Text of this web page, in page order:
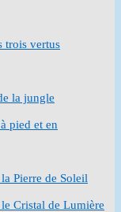
trois vertus
la jungle
pied et en
Pierre de Soleil
Cristal de Lumière